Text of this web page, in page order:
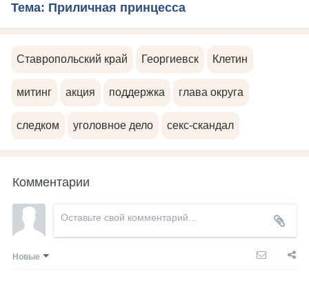
Тема: Приличная принцесса
Ставропольский край Георгиевск Клетин
митинг акция поддержка глава округа
следком уголовное дело секс-скандал
Комментарии
Новые